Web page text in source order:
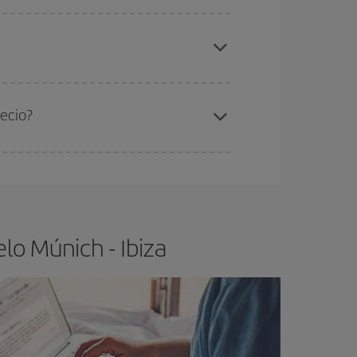
Múnich - Ibiza